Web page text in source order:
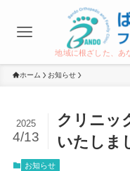
地域に根ざした、あ
ホーム お知らせ
クリニッ
いたしま
2025
4/13
お知らせ